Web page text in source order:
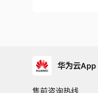
华为云App
售前咨询热线